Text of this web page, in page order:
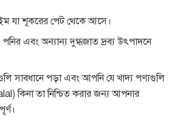
যা শূকরের পেট থেকে আসে।
এবং অন্যান্য দুগ্ধজাত দ্রব্য উৎপাদনে
সাবধানে পড়া এবং আপনি যে খাদ্য পণ্যগুলি
কিনা তা নিশ্চিত করার জন্য আপনার